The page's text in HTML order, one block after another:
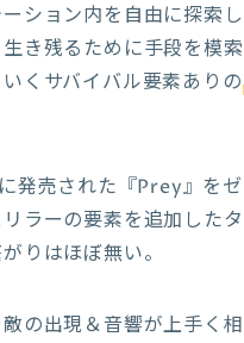
ション内を自由に探索
き残るために手段を模
くサバイバル要素ありの
売された『Prey』をゼ
ラーの要素を追加した
りはほぼ無い。
の出現＆音響が上手く